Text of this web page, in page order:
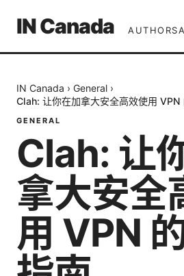
IN Canada AUTHORS
IN Canada › General ›
Clah: 让你在加拿大安全高效使用 VPN
GENERAL
Clah: 让
拿大安全
用 VPN